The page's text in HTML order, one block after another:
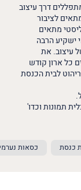
דרך עיצוב
לציבור
מתאים
ישקיע הרבה
עיצוב. את
כל ארון קודש
לבית הכנסת
תמונות וכדו'
כנסת כסאות